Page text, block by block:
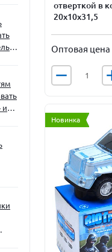
и
отверткой в
20х10х31,5
Оптовая цена
Новинка